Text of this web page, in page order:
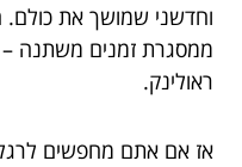
וחדשני שמושך את
ממסגרת זמנים משתנה
ראולינק.
אז אם אתם מחפשים